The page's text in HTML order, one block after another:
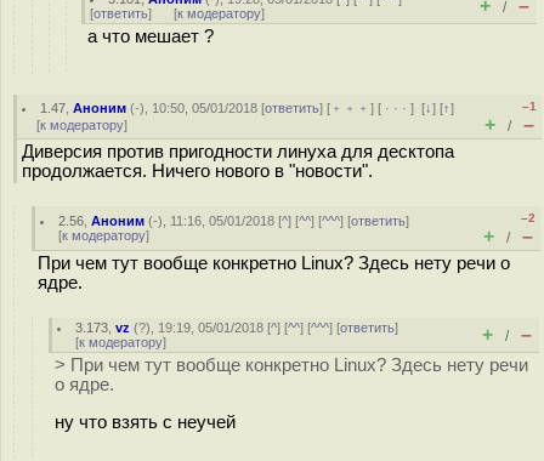
[ответить] [к модератору] + / –
а что мешает ?
1.47 ,Аноним (-), 10:50, 05/01/2018 [ответить] [ ﹢﹢﹢] [ · · ·][↓] [↑]
[к модератору]
–1
+ / –
Диверсия против пригодности линуха для десктопа
продолжается. Ничего нового в "новости".
2.56 ,Аноним (-), 11:16, 05/01/2018 [^] [^^] [^^^] [ответить]
[к модератору]
–2
+ / –
При чем тут вообще конкретно Linux? Здесь нету речи о
ядре.
3.173 ,vz (?), 19:19, 05/01/2018 [^] [^^] [^^^] [ответить]
[к модератору] + / –
> При чем тут вообще конкретно Linux? Здесь нету речи
о ядре.
ну что взять с неучей